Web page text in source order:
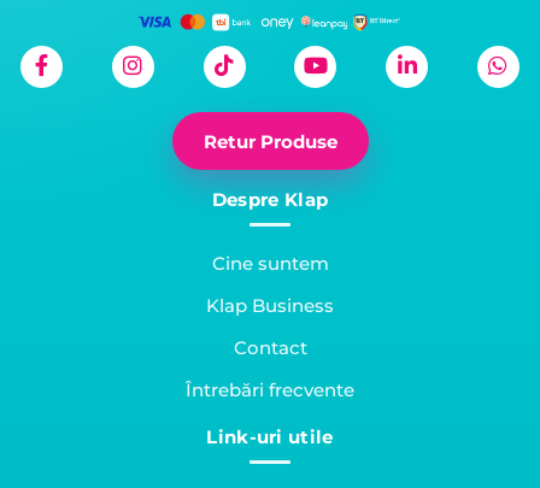
Retur Produse
Despre Klap
Cine suntem
Klap Business
Contact
Întrebări frecvente
Link-uri utile